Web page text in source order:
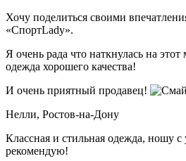
Хочу поделиться своими
«СпортLady».
Я очень рада что наткнулась на этот
одежда хорошего качества!
И очень приятный продавец!
Нелли, Ростов-на-Дону
Классная и стильная одежда, ношу
рекомендую!